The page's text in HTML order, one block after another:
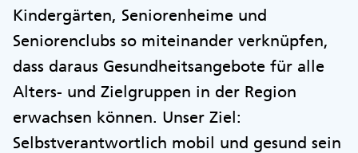
Kindergärten, Seniorenheime und
Seniorenclubs so miteinander verknüpfen,
dass daraus Gesundheitsangebote für alle
Alters- und Zielgruppen in der Region
erwachsen können. Unser Ziel:
Selbstverantwortlich mobil und gesund sein